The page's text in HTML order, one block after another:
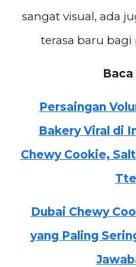
sangat visual, ada
terasa baru bagi
Baca
Persaingan
Bakery Viral di
Chewy Cookie,
Dubai Chewy
yang Paling